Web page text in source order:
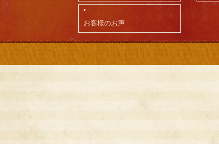
お客様のお声